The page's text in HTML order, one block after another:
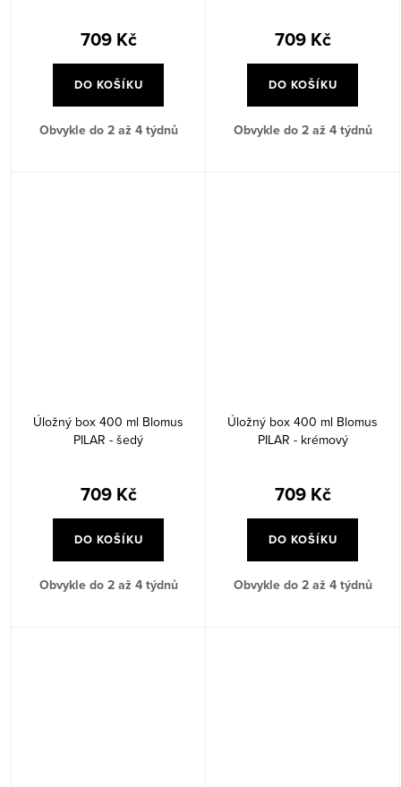
709 Kč
DO KOŠÍKU
Obvykle do 2 až 4 týdnů
709 Kč
DO KOŠÍKU
Obvykle do 2 až 4 týdnů
Úložný box 400 ml Blomus
PILAR - šedý
709 Kč
DO KOŠÍKU
Obvykle do 2 až 4 týdnů
Úložný box 400 ml Blomus
PILAR - krémový
709 Kč
DO KOŠÍKU
Obvykle do 2 až 4 týdnů